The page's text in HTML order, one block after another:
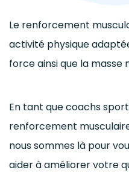
Le renforcement
activité physique
force ainsi que la masse
En tant que coachs
renforcement
nous sommes là pour
aider à améliorer votre